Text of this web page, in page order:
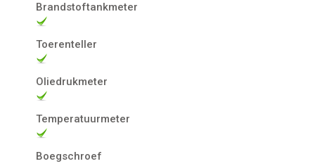
Brandstoftankmeter
Toerenteller
Oliedrukmeter
Temperatuurmeter
Boegschroef